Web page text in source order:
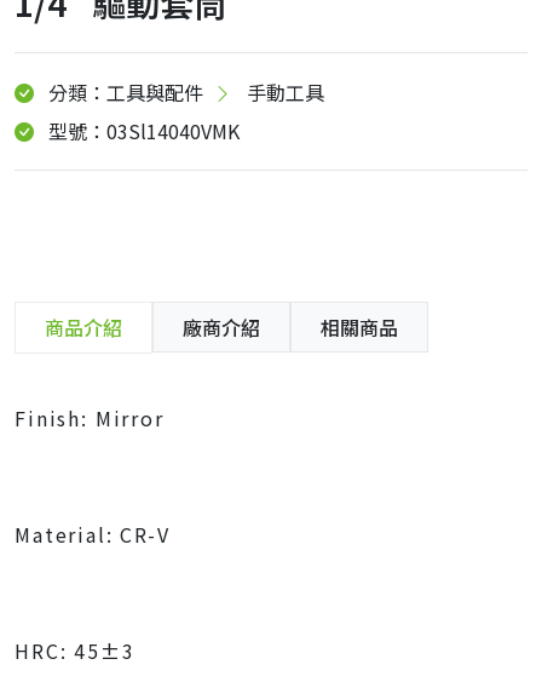
分類：工具與配件
手動工具
型號：03Sl14040VMK
商品介紹 廠商介紹 相關商品
Finish: Mirror
Material: CR-V
HRC: 45±3